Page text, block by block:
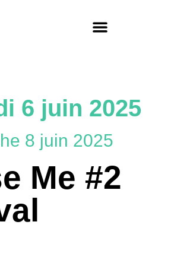
6 juin 2025
8 juin 2025
Me #2